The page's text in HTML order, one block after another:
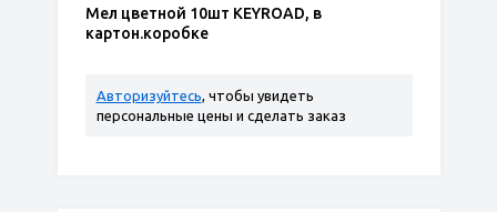
Мел цветной 10шт KEYROAD, в
картон.коробке
Авторизуйтесь, чтобы увидеть
персональные цены и сделать заказ